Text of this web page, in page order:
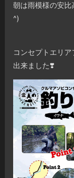
朝は雨模様の安
^)
コンセプトエリ
出来ました❣️